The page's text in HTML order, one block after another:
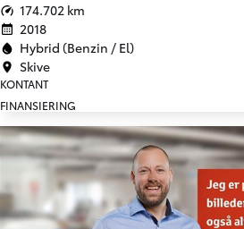
174.702 km
2018
Hybrid (Benzin / El)
Skive
KONTANT
FINANSIERING